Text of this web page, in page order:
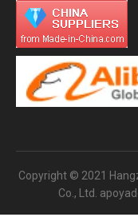
Copyright © 2021
Co., Ltd.